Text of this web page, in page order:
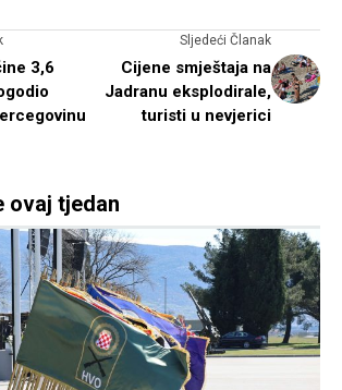
3,6
Sljedeći Članak
Cijene smještaja na
Jadranu eksplodirale,
turisti u nevjerici
ovaj tjedan